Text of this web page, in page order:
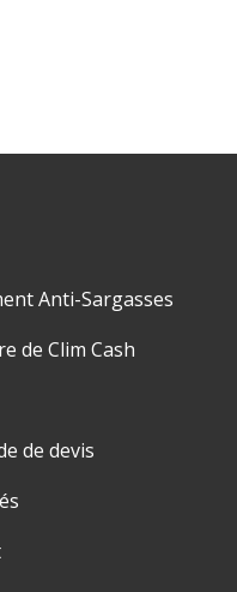
Anti-Sargasses
de Clim Cash
de devis